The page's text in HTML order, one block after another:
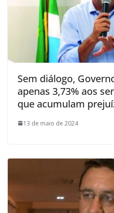
Sem diálogo,
apenas 3,73% aos
que acumulam
13 de maio de 2024